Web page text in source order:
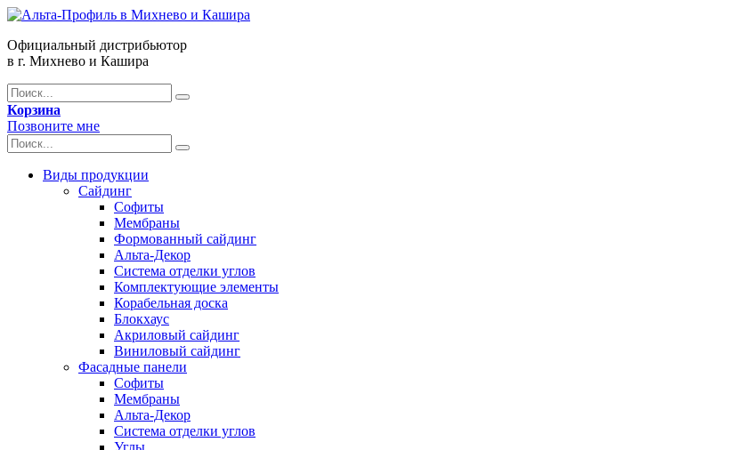
Официальный дистрибьютор
в г. Михнево и Кашира
Корзина
Позвоните мне
Виды продукции
Сайдинг
Софиты
Мембраны
Формованный сайдинг
Альта-Декор
Система отделки углов
Комплектующие элементы
Корабельная доска
Блокхаус
Акриловый сайдинг
Виниловый сайдинг
Фасадные панели
Софиты
Мембраны
Альта-Декор
Система отделки углов
Углы